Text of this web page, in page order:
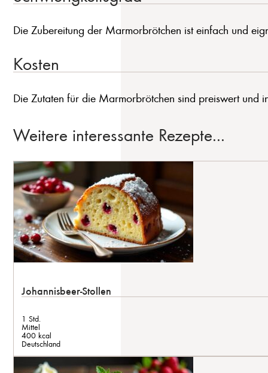
Die Zubereitung der Marmorbrötchen ist einfach und
Kosten
Die Zutaten für die Marmorbrötchen sind preiswert und
Weitere interessante Rezepte...
Johannisbeer-Stollen
1 Std.
Mittel
400 kcal
Deutschland